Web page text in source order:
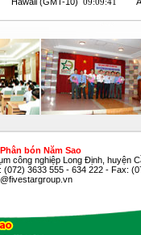
bón Năm Sao
công nghiệp Long Định, huyện
(072) 3633 555 - 634 222 - Fax: